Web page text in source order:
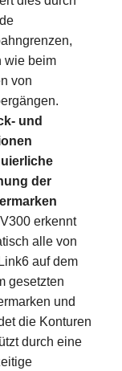
wie beim
von
und
der
erkennt
alle von
auf dem
gesetzten
und
die Konturen
durch eine